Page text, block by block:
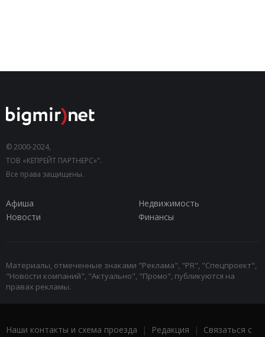
© 2000-2024,
ТОВ «КЕПРЕЙТ ПАРТНЕРС»".
Все права защищены.
Афиша
Недвижимость
Новости
Финансы
Материалы, отмеченные знаками "Реклама", "PR", "Спецпроект",
"Новости компаний", "Актуально", "Промо", публикуются на
правах рекламы.
Наши контакты и схема проезда | Редакция | Связаться с